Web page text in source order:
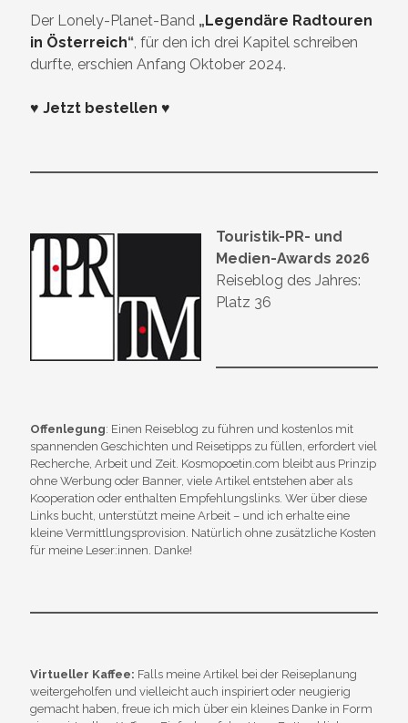
Der Lonely-Planet-Band „Legendäre Radtouren
in Österreich“, für den ich drei Kapitel schreiben
durfte, erschien Anfang Oktober 2024.
♥ Jetzt bestellen ♥
Touristik-PR- und
Medien-Awards 2026
Reiseblog des Jahres:
Platz 36
Offenlegung: Einen Reiseblog zu führen und kostenlos mit
spannenden Geschichten und Reisetipps zu füllen, erfordert viel
Recherche, Arbeit und Zeit. Kosmopoetin.com bleibt aus Prinzip
ohne Werbung oder Banner, viele Artikel entstehen aber als
Kooperation oder enthalten Empfehlungslinks. Wer über diese
Links bucht, unterstützt meine Arbeit – und ich erhalte eine
kleine Vermittlungsprovision. Natürlich ohne zusätzliche Kosten
für meine Leser:innen. Danke!
Virtueller Kaffee: Falls meine Artikel bei der Reiseplanung
weitergeholfen und vielleicht auch inspiriert oder neugierig
gemacht haben, freue ich mich über ein kleines Danke in Form